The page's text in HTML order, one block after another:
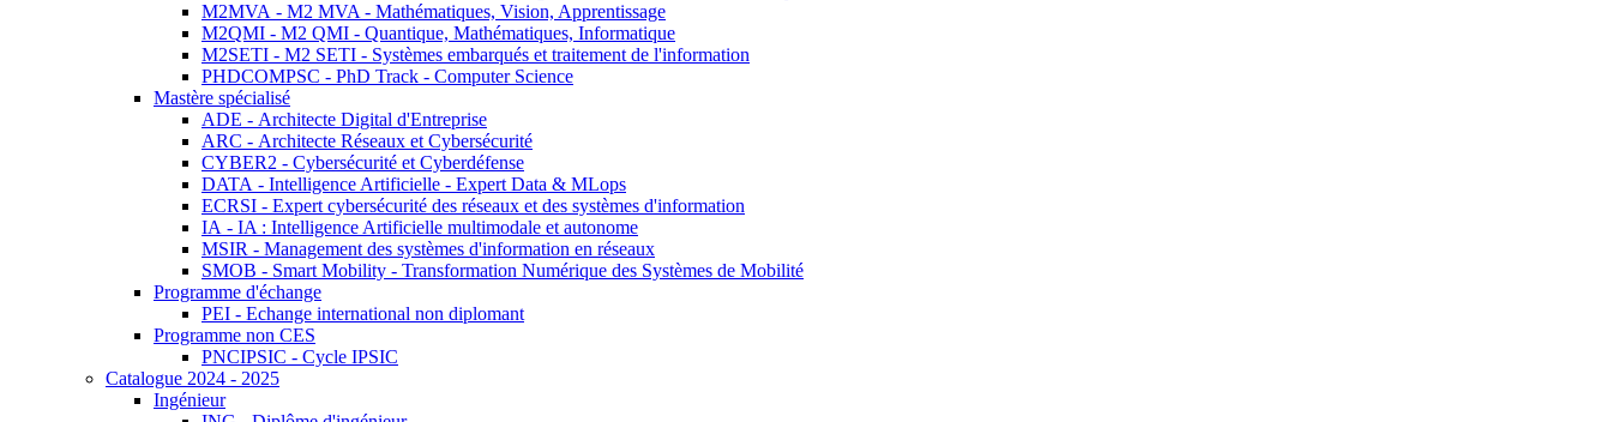
M2MVA - M2 MVA - Mathématiques, Vision, Apprentissage
M2QMI - M2 QMI - Quantique, Mathématiques, Informatique
M2SETI - M2 SETI - Systèmes embarqués et traitement de l'information
PHDCOMPSC - PhD Track - Computer Science
Mastère spécialisé
ADE - Architecte Digital d'Entreprise
ARC - Architecte Réseaux et Cybersécurité
CYBER2 - Cybersécurité et Cyberdéfense
DATA - Intelligence Artificielle - Expert Data & MLops
ECRSI - Expert cybersécurité des réseaux et des systèmes d'information
IA - IA : Intelligence Artificielle multimodale et autonome
MSIR - Management des systèmes d'information en réseaux
SMOB - Smart Mobility - Transformation Numérique des Systèmes de Mobilité
Programme d'échange
PEI - Echange international non diplomant
Programme non CES
PNCIPSIC - Cycle IPSIC
Catalogue 2024 - 2025
Ingénieur